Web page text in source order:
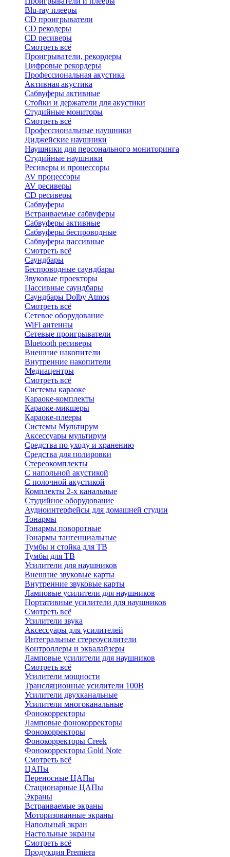
Blu-ray плееры
CD проигрыватели
CD рекодеры
CD ресиверы
Смотреть всё
Проигрыватели, рекордеры
Цифровые рекордеры
Профессиональная акустика
Активная акустика
Сабвуферы активные
Стойки и держатели для акустики
Студийные мониторы
Смотреть всё
Профессиональные наушники
Диджейские наушники
Наушники для персонального мониторинга
Студийные наушники
Ресиверы и процессоры
AV процессоры
AV ресиверы
CD ресиверы
Сабвуферы
Встраиваемые сабвуферы
Сабвуферы активные
Сабвуферы беспроводные
Сабвуферы пассивные
Смотреть всё
Саундбары
Беспроводные саундбары
Звуковые проекторы
Пассивные саундбары
Саундбары Dolby Atmos
Смотреть всё
Сетевое оборудование
WiFi антенны
Сетевые проигрыватели
Bluetooth ресиверы
Внешние накопители
Внутренние накопители
Медиацентры
Смотреть всё
Системы караоке
Караоке-комплекты
Караоке-микшеры
Караоке-плееры
Системы Мультирум
Аксессуары мультирум
Средства по уходу и хранению
Средства для полировки
Стереокомплекты
C напольной акустикой
C полочной акустикой
Комплекты 2-х канальные
Студийное оборудование
Аудиоинтерфейсы для домашней студии
Тонармы
Тонармы поворотные
Тонармы тангенциальные
Тумбы и стойка для ТВ
Тумбы для ТВ
Усилители для наушников
Внешние звуковые карты
Внутренние звуковые карты
Ламповые усилители для наушников
Портативные усилители для наушников
Смотреть всё
Усилители звука
Аксессуары для усилителей
Интегральные стереоусилители
Контроллеры и эквалайзеры
Ламповые усилители для наушников
Смотреть всё
Усилители мощности
Трансляционные усилители 100В
Усилители двухканальные
Усилители многоканальные
Фонокорректоры
Ламповые фонокорректоры
Фонокорректоры
Фонокорректоры Creek
Фонокорректоры Gold Note
Смотреть всё
ЦАПы
Переносные ЦАПы
Стационарные ЦАПы
Экраны
Встраиваемые экраны
Моторизованные экраны
Напольный зкран
Настольные экраны
Смотреть всё
Продукция Premiera